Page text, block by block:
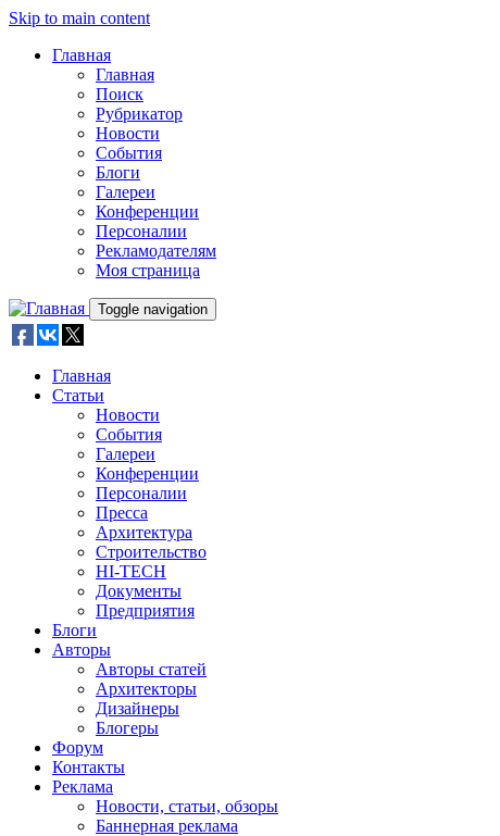
Skip to main content
Главная
Главная
Поиск
Рубрикатор
Новости
События
Блоги
Галереи
Конференции
Персоналии
Рекламодателям
Моя страница
Toggle navigation
Главная
Статьи
Новости
События
Галереи
Конференции
Персоналии
Пресса
Архитектура
Строительство
HI-TECH
Документы
Предприятия
Блоги
Авторы
Авторы статей
Архитекторы
Дизайнеры
Блогеры
Форум
Контакты
Реклама
Новости, статьи, обзоры
Баннерная реклама